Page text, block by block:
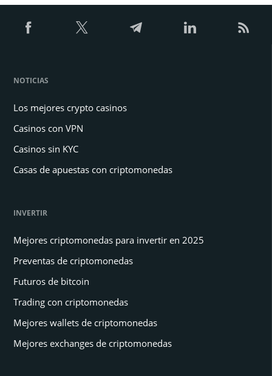
NOTICIAS
Los mejores crypto casinos
Casinos con VPN
Casinos sin KYC
Casas de apuestas con criptomonedas
INVERTIR
Mejores criptomonedas para invertir en 2025
Preventas de criptomonedas
Futuros de bitcoin
Trading con criptomonedas
Mejores wallets de criptomonedas
Mejores exchanges de criptomonedas